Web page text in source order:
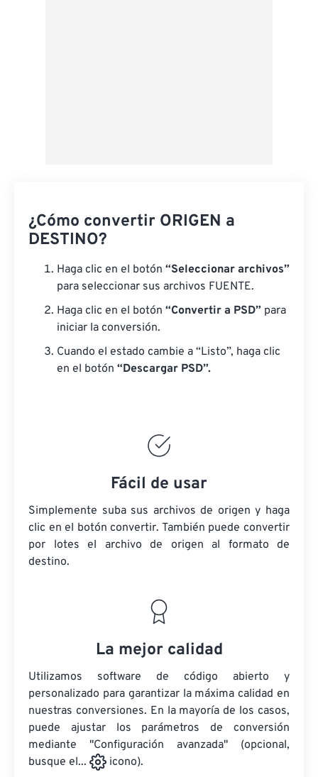
¿Cómo convertir ORIGEN a
DESTINO?
Haga clic en el botón “Seleccionar archivos”
para seleccionar sus archivos FUENTE.
Haga clic en el botón “Convertir a PSD” para
iniciar la conversión.
Cuando el estado cambie a “Listo”, haga clic
en el botón “Descargar PSD”.
Fácil de usar
Simplemente suba sus archivos de origen y haga
clic en el botón convertir. También puede convertir
por lotes el archivo de origen al formato de
destino.
La mejor calidad
Utilizamos software de código abierto y
personalizado para garantizar la máxima calidad en
nuestras conversiones. En la mayoría de los casos,
puede ajustar los parámetros de conversión
mediante "Configuración avanzada" (opcional,
busque el...
icono).